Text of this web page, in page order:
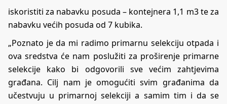
iskoristiti za nabavku posuda – kontejnera 1,1 m3 te za
nabavku većih posuda od 7 kubika.
„Poznato je da mi radimo primarnu selekciju otpada i
ova sredstva će nam poslužiti za proširenje primarne
selekcije kako bi odgovorili sve većim zahtjevima
građana. Cilj nam je omogućiti svim građanima da
učestvuju u primarnoj selekciji a samim tim i da se